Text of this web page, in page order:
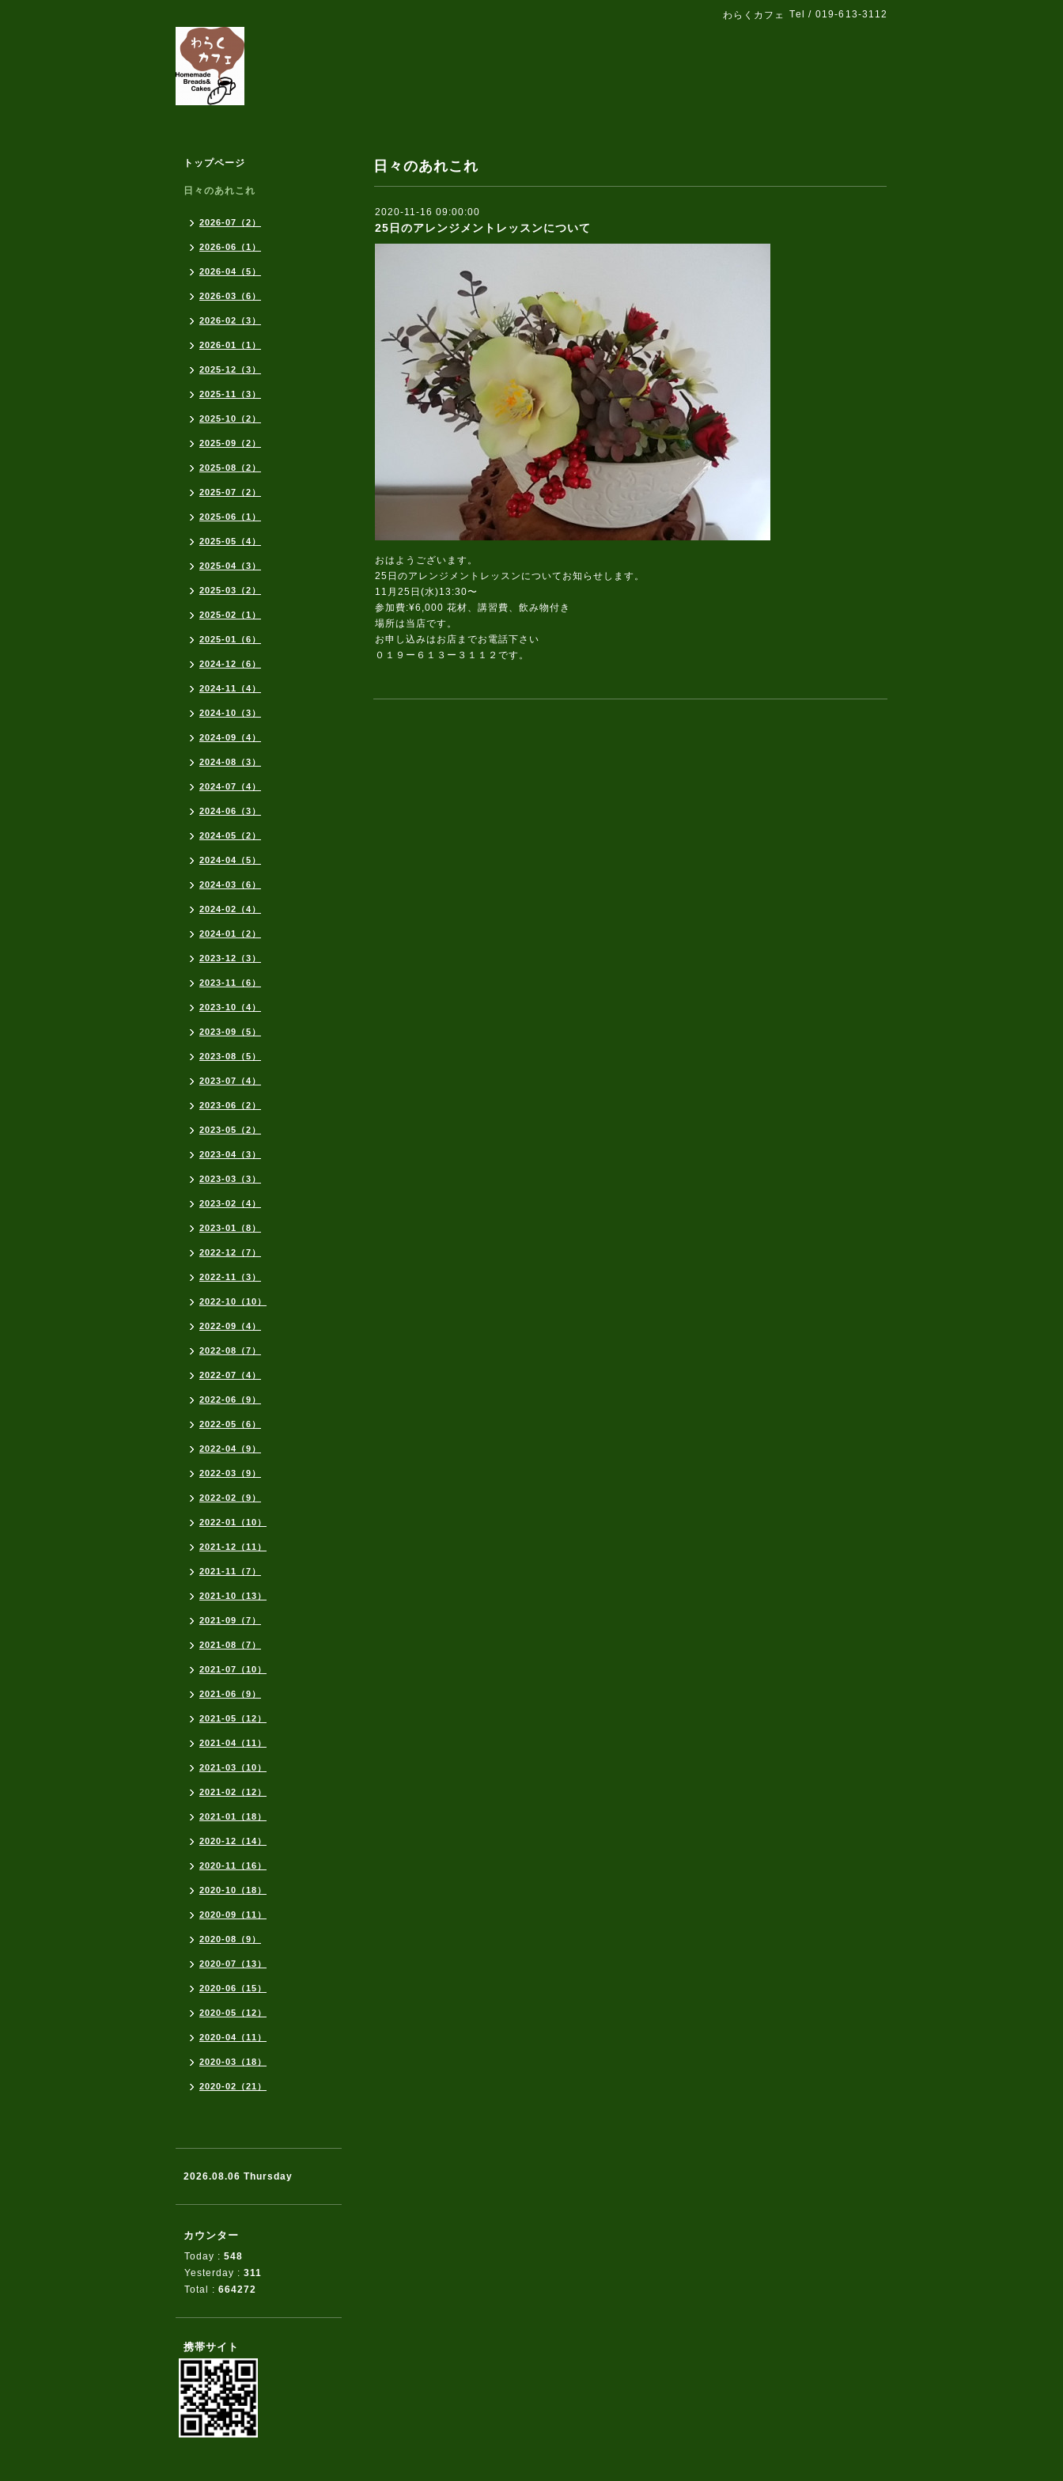
わらくカフェ Tel / 019-613-3112
日々のあれこれ
2020-11-16 09:00:00
25日のアレンジメントレッスンについて
おはようございます。
25日のアレンジメントレッスンについてお知らせします。
11月25日(水)13:30〜
参加費:¥6,000 花材、講習費、飲み物付き
場所は当店です。
お申し込みはお店までお電話下さい
０１９ー６１３ー３１１２です。
トップページ
日々のあれこれ
2026-07（2）
2026-06（1）
2026-04（5）
2026-03（6）
2026-02（3）
2026-01（1）
2025-12（3）
2025-11（3）
2025-10（2）
2025-09（2）
2025-08（2）
2025-07（2）
2025-06（1）
2025-05（4）
2025-04（3）
2025-03（2）
2025-02（1）
2025-01（6）
2024-12（6）
2024-11（4）
2024-10（3）
2024-09（4）
2024-08（3）
2024-07（4）
2024-06（3）
2024-05（2）
2024-04（5）
2024-03（6）
2024-02（4）
2024-01（2）
2023-12（3）
2023-11（6）
2023-10（4）
2023-09（5）
2023-08（5）
2023-07（4）
2023-06（2）
2023-05（2）
2023-04（3）
2023-03（3）
2023-02（4）
2023-01（8）
2022-12（7）
2022-11（3）
2022-10（10）
2022-09（4）
2022-08（7）
2022-07（4）
2022-06（9）
2022-05（6）
2022-04（9）
2022-03（9）
2022-02（9）
2022-01（10）
2021-12（11）
2021-11（7）
2021-10（13）
2021-09（7）
2021-08（7）
2021-07（10）
2021-06（9）
2021-05（12）
2021-04（11）
2021-03（10）
2021-02（12）
2021-01（18）
2020-12（14）
2020-11（16）
2020-10（18）
2020-09（11）
2020-08（9）
2020-07（13）
2020-06（15）
2020-05（12）
2020-04（11）
2020-03（18）
2020-02（21）
2026.08.06 Thursday
カウンター
Today : 548
Yesterday : 311
Total : 664272
携帯サイト